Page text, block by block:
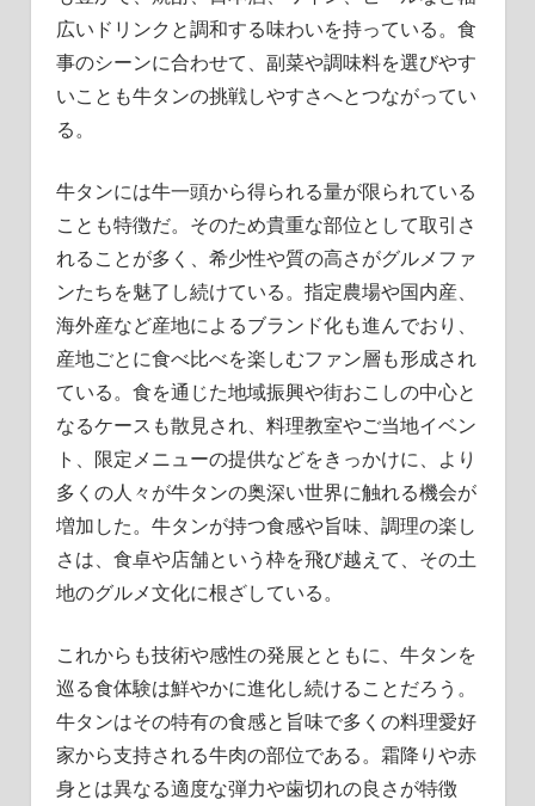
広いドリンクと調和する味わいを持っている。食
事のシーンに合わせて、副菜や調味料を選びやす
いことも牛タンの挑戦しやすさへとつながってい
る。
牛タンには牛一頭から得られる量が限られている
ことも特徴だ。そのため貴重な部位として取引さ
れることが多く、希少性や質の高さがグルメファ
ンたちを魅了し続けている。指定農場や国内産、
海外産など産地によるブランド化も進んでおり、
産地ごとに食べ比べを楽しむファン層も形成され
ている。食を通じた地域振興や街おこしの中心と
なるケースも散見され、料理教室やご当地イベン
ト、限定メニューの提供などをきっかけに、より
多くの人々が牛タンの奥深い世界に触れる機会が
増加した。牛タンが持つ食感や旨味、調理の楽し
さは、食卓や店舗という枠を飛び越えて、その土
地のグルメ文化に根ざしている。
これからも技術や感性の発展とともに、牛タンを
巡る食体験は鮮やかに進化し続けることだろう。
牛タンはその特有の食感と旨味で多くの料理愛好
家から支持される牛肉の部位である。霜降りや赤
身とは異なる適度な弾力や歯切れの良さが特徴